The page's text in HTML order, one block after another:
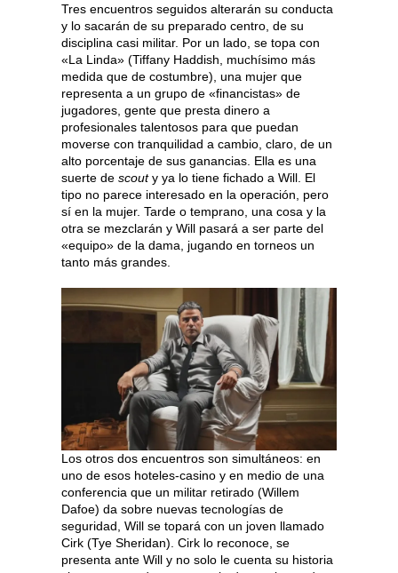
Tres encuentros seguidos alterarán su conducta
y lo sacarán de su preparado centro, de su
disciplina casi militar. Por un lado, se topa con
«La Linda» (Tiffany Haddish, muchísimo más
medida que de costumbre), una mujer que
representa a un grupo de «financistas» de
jugadores, gente que presta dinero a
profesionales talentosos para que puedan
moverse con tranquilidad a cambio, claro, de un
alto porcentaje de sus ganancias. Ella es una
suerte de scouty ya lo tiene fichado a Will. El
tipo no parece interesado en la operación, pero
sí en la mujer. Tarde o temprano, una cosa y la
otra se mezclarán y Will pasará a ser parte del
«equipo» de la dama, jugando en torneos un
tanto más grandes.
Los otros dos encuentros son simultáneos: en
uno de esos hoteles-casino y en medio de una
conferencia que un militar retirado (Willem
Dafoe) da sobre nuevas tecnologías de
seguridad, Will se topará con un joven llamado
Cirk (Tye Sheridan). Cirk lo reconoce, se
presenta ante Will y no solo le cuenta su historia